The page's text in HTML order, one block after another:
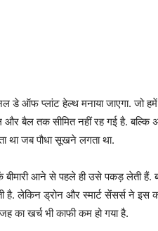
ऑफ प्लांट हेल्थ मनाया जाएगा. जो हमें
और बैल तक सीमित नहीं रह गई है.
था जब पौधा सूखने लगता था.
आने से पहले ही उसे पकड़ लेती हैं.
लेकिन ड्रोन और स्मार्ट सेंसर्स ने इस
का खर्च भी काफी कम हो गया है.